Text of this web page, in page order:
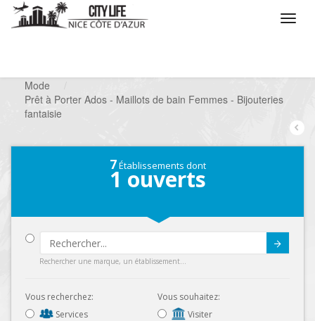
Mode
Prêt à Porter Ados - Maillots de bain Femmes - Bijouteries
fantaisie
7Établissements dont
1 ouverts
Rechercher une marque, un établissement...
Vous recherchez:
Services
Vous souhaitez:
Visiter